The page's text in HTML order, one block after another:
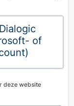
of
deze website